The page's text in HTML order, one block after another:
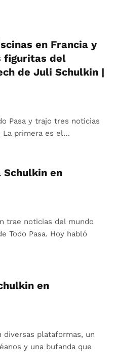
en Francia y
figuritas del
de Juli Schulkin |
Pasa y trajo tres noticias
La primera es el…
en
trae noticias del mundo
Todo Pasa. Hoy habló
en
diversas plataformas, un
y una bufanda que